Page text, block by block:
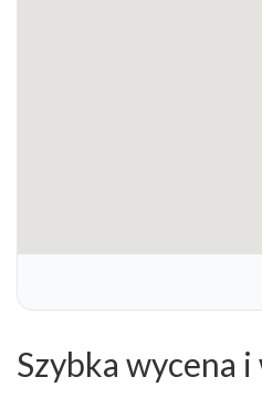
Szybka wycena